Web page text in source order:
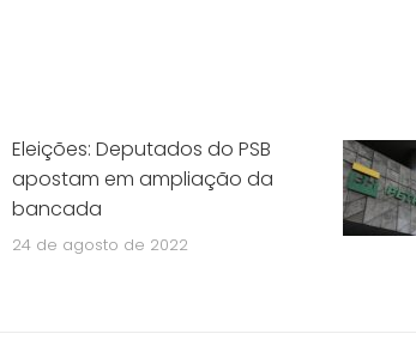
Eleições: Deputados do PSB
apostam em ampliação da
bancada
24 de agosto de 2022